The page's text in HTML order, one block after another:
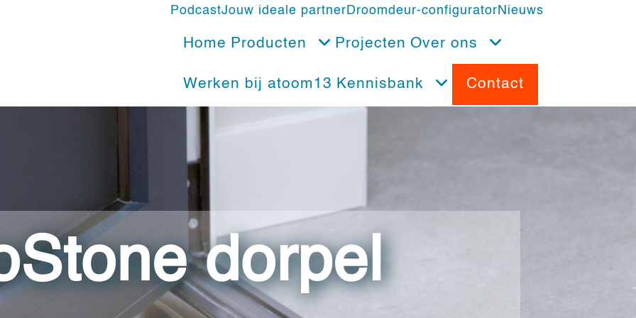
PodcastJouw ideale partner Droomdeur-configurator Nieuws
Home Producten Projecten Over ons
Werken bij atoom13 Kennisbank Contact
dorpel